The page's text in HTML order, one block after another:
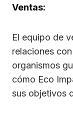
Ventas:
El equipo de
relaciones
organismos
cómo Eco
sus objetivos